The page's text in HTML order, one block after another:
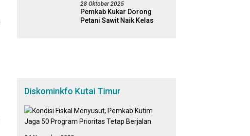
28 Oktober 2025
Pemkab Kukar Dorong
Petani Sawit Naik Kelas
Diskominkfo Kutai Timur